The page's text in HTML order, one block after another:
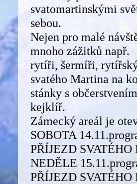
svatomartinskými
sebou.
Nejen pro malé
mnoho zážitků např.
rytíři, šermíři,
svatého Martina na
stánky s
kejklíř.
Zámecký areál je
SOBOTA
PŘÍJEZD
NEDĚLE
PŘÍJEZD